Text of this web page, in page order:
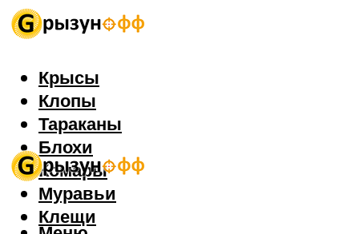
Крысы
Клопы
Тараканы
Блохи
Комары
Муравьи
Клещи